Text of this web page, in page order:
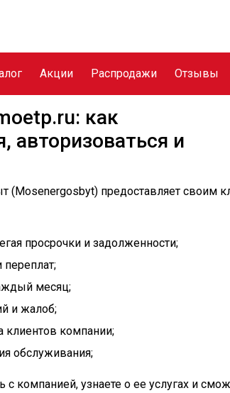
Акции Распродажи Отзывы
как
авторизоваться и
(Mosenergosbyt) предоставляет своим
просрочки и задолженности;
переплат;
месяц;
и жалоб;
клиентов компании;
обслуживания;
с компанией, узнаете о ее услугах и